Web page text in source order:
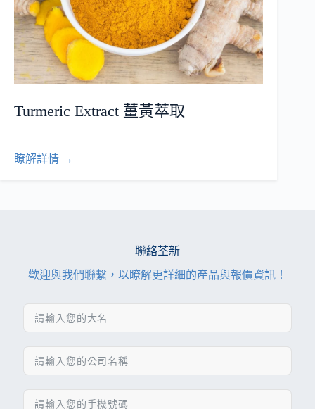
Turmeric Extract 薑黃萃取
瞭解詳情 →
聯絡荃新
歡迎與我們聯繫，以瞭解更詳細的產品與報價資訊！